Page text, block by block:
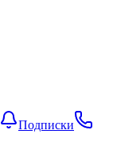
Подписки